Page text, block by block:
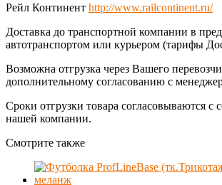
Рейл Континент http://www.railcontinent.ru/
Доставка до транспортной компании в
автотранспортом или курьером (тарифы
Возможна отгрузка через Вашего
дополнительному согласованию с
Сроки отгрузки товара согласовываются с
нашей компании.
Смотрите также